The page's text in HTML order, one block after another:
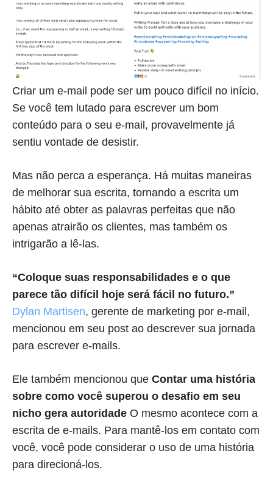
Criar um e-mail pode ser um pouco difícil no início.
Se você tem lutado para escrever um bom
conteúdo para o seu e-mail, provavelmente já
sentiu vontade de desistir.
Mas não perca a esperança. Há muitas maneiras
de melhorar sua escrita, tornando a escrita um
hábito até obter as palavras perfeitas que não
apenas atrairão os clientes, mas também os
intrigarão a lê-las.
“Coloque suas responsabilidades e o que
parece tão difícil hoje será fácil no futuro.”
Dylan Martisen, gerente de marketing por e-mail,
mencionou em seu post ao descrever sua jornada
para escrever e-mails.
Ele também mencionou que Contar uma história
sobre como você superou o desafio em seu
nicho gera autoridade O mesmo acontece com a
escrita de e-mails. Para mantê-los em contato com
você, você pode considerar o uso de uma história
para direcioná-los.